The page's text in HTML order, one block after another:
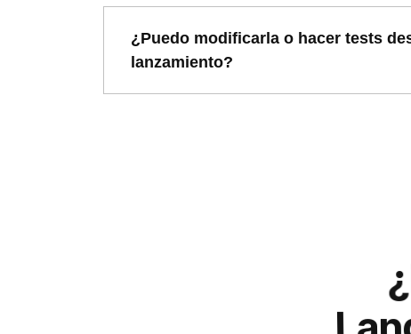
¿Puedo modificarla o hacer tests
lanzamiento?